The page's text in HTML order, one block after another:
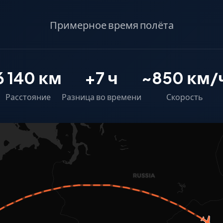
Примерное время полёта
140 км
Расстояние
+7 ч
Разница во времени
~850 км/
Скорость